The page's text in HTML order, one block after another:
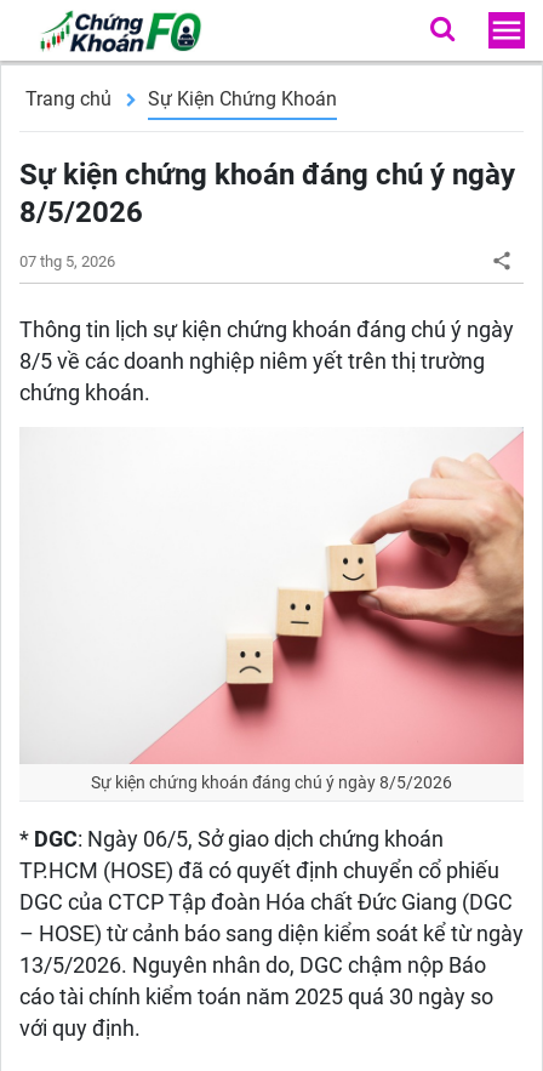
Trang chủ Sự Kiện Chứng Khoán
Sự kiện chứng khoán đáng chú ý ngày
8/5/2026
07 thg 5, 2026
Thông tin lịch sự kiện chứng khoán đáng chú ý ngày
8/5 về các doanh nghiệp niêm yết trên thị trường
chứng khoán.
Sự kiện chứng khoán đáng chú ý ngày 8/5/2026
* DGC: Ngày 06/5, Sở giao dịch chứng khoán
TP.HCM (HOSE) đã có quyết định chuyển cổ phiếu
DGC của CTCP Tập đoàn Hóa chất Đức Giang (DGC
– HOSE) từ cảnh báo sang diện kiểm soát kể từ ngày
13/5/2026. Nguyên nhân do, DGC chậm nộp Báo
cáo tài chính kiểm toán năm 2025 quá 30 ngày so
với quy định.